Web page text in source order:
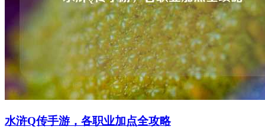
水浒Q传手游，各职业加点全攻略